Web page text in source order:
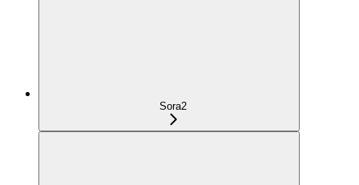
Sora2